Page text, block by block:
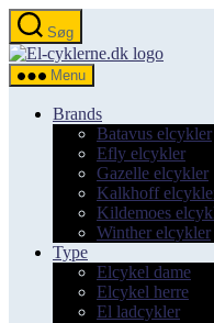
Spring
til
indholdet
Søg
el-
Menu
Brands
Batavus elcykler
Efly elcykler
Gazelle elcykler
Kalkhoff
Kildemoes
Winther elcykler
Type
Elcykel dame
Elcykel herre
El ladcykler